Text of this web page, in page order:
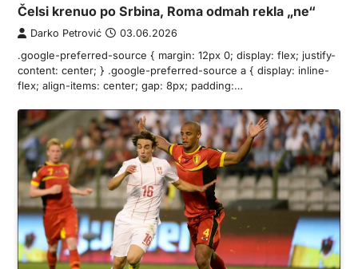
Čelsi krenuo po Srbina, Roma odmah rekla „ne“
Darko Petrović 03.06.2026
.google-preferred-source { margin: 12px 0; display: flex; justify-
content: center; } .google-preferred-source a { display: inline-
flex; align-items: center; gap: 8px; padding:…